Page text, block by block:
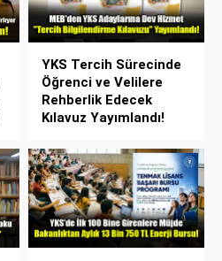
YKS Tercih Sürecinde
Öğrenci ve Velilere
Rehberlik Edecek
Kılavuz Yayımlandı!